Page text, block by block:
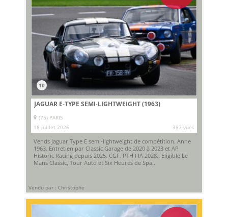
10
JAGUAR E-TYPE SEMI-LIGHTWEIGHT (1963)
(75) PARIS
18 juillet 2026
397 vues
Vends Jaguar Type E semi-lightweight de compétition. Anne
1963. Entretien par Classic Garage de 2020 à 2023 et AP
Historic Racing depuis 2025. CGF. PTH FIA 2028.. Eligible Le
Mans Classic, Tour Auto et Six Heures de Spa..
Vendu par : Christophe